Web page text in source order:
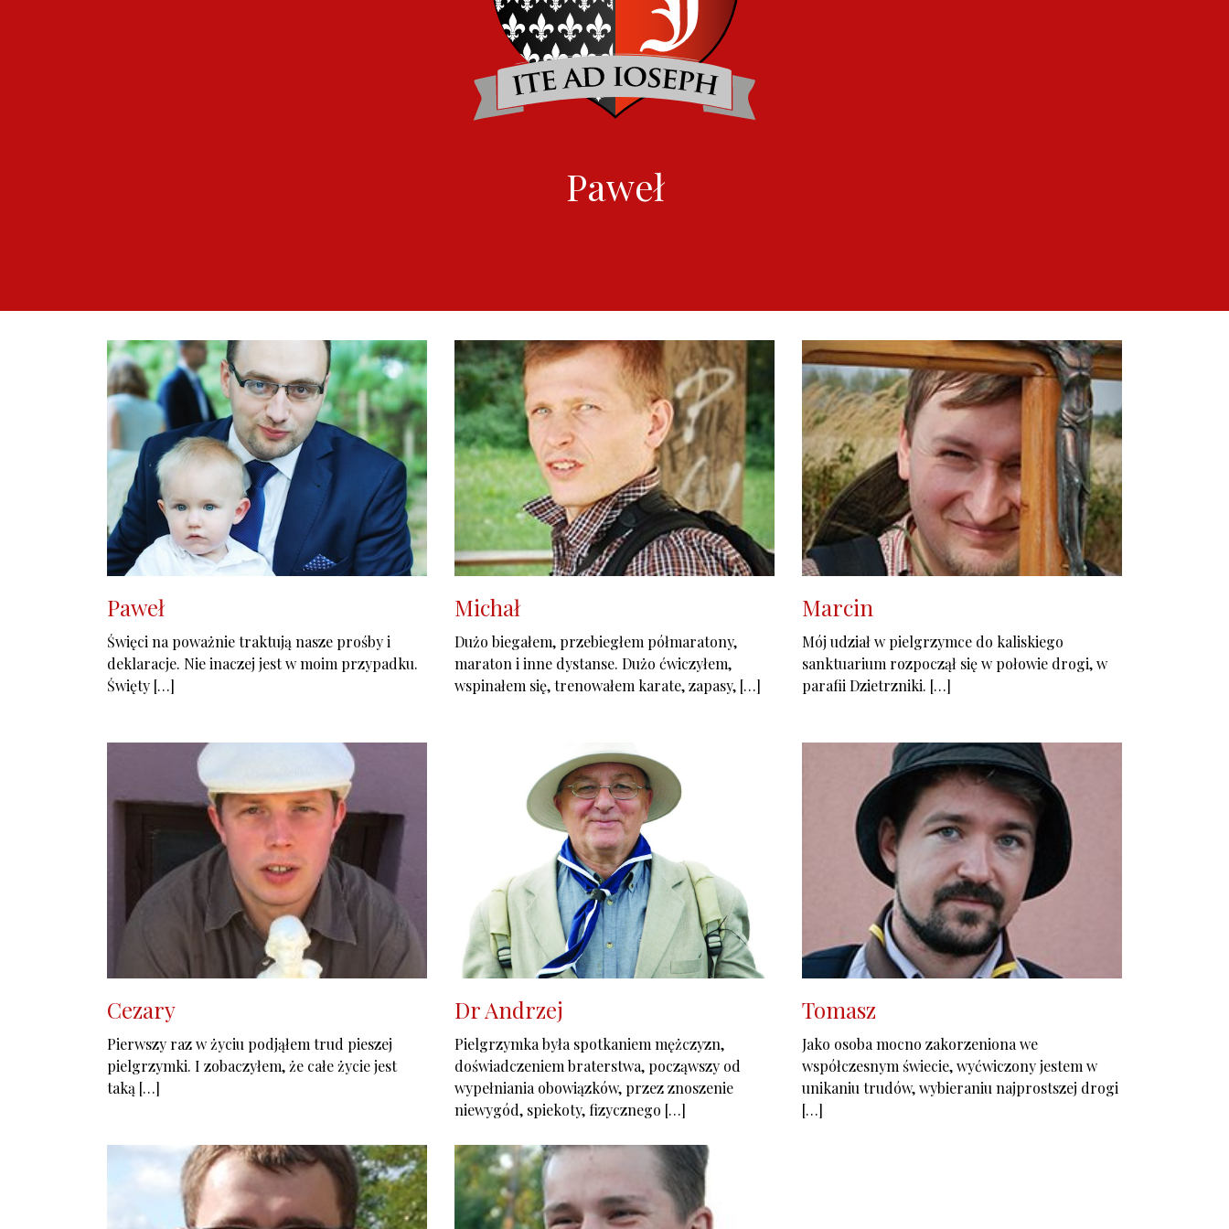
Paweł
Paweł
Święci na poważnie traktują nasze prośby i
deklaracje. Nie inaczej jest w moim przypadku.
Święty […]
Michał
Dużo biegałem, przebiegłem półmaratony,
maraton i inne dystanse. Dużo ćwiczyłem,
wspinałem się, trenowałem karate, zapasy, […]
Marcin
Mój udział w pielgrzymce do kaliskiego
sanktuarium rozpoczął się w połowie drogi, w
parafii Dzietrzniki. […]
Cezary
Pierwszy raz w życiu podjąłem trud pieszej
pielgrzymki. I zobaczyłem, że całe życie jest
taką […]
Dr Andrzej
Pielgrzymka była spotkaniem mężczyzn,
doświadczeniem braterstwa, począwszy od
wypełniania obowiązków, przez znoszenie
niewygód, spiekoty, fizycznego […]
Tomasz
Jako osoba mocno zakorzeniona we
współczesnym świecie, wyćwiczony jestem w
unikaniu trudów, wybieraniu najprostszej drogi
[…]